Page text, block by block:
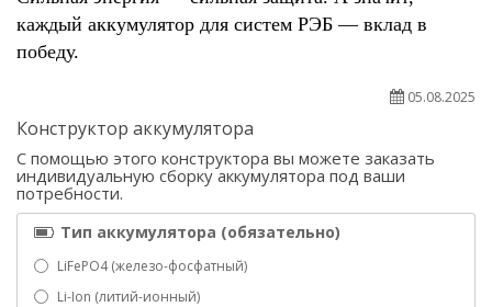
каждый аккумулятор для систем РЭБ — вклад в
победу.
05.08.2025
Конструктор аккумулятора
С помощью этого конструктора вы можете заказать
индивидуальную сборку аккумулятора под ваши
потребности.
Тип аккумулятора (обязательно)
LiFePO4 (железо-фосфатный)
Li-Ion (литий-ионный)